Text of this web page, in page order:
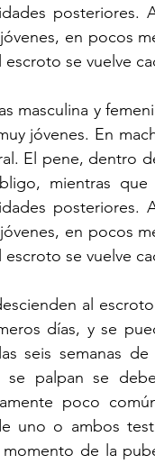
en pocos
se vuelve
masculina y
jóvenes. En
El pene, dentro
mientras
en pocos
se vuelve
al
días, y se
seis semanas
palpan se
poco
uno o ambos
de la